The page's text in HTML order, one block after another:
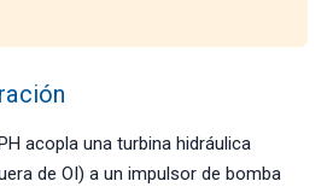
acopla una turbina hidráulica
de OI) a un impulsor de bomba